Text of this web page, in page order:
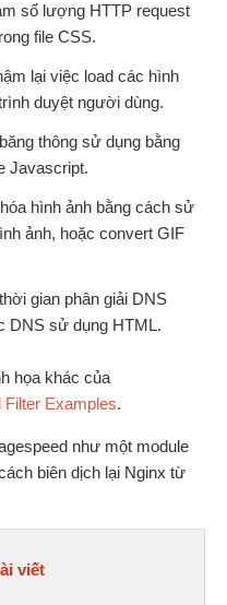
số lượng HTTP request
file CSS.
lại việc load các hình
duyệt người dùng.
thông sử dụng bằng
Javascript.
hình ảnh bằng cách sử
ảnh, hoặc convert GIF
gian phân giải DNS
DNS sử dụng HTML.
họa khác của
Filter Examples.
như một module
biên dịch lại Nginx từ
viết